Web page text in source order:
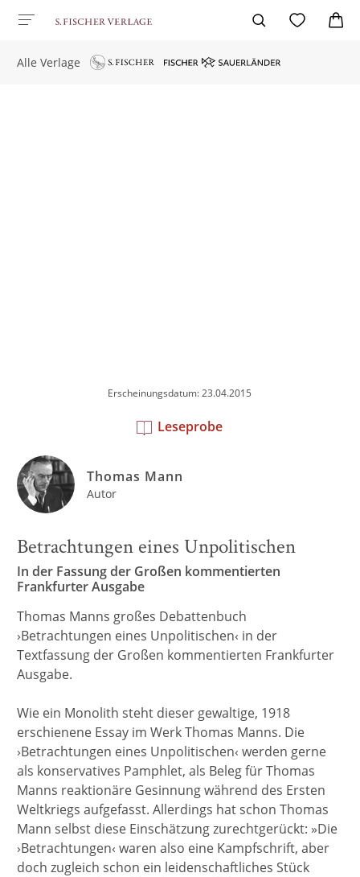
Alle Verlage
Erscheinungsdatum: 23.04.2015
Leseprobe
Thomas Mann
Autor
Betrachtungen eines Unpolitischen
In der Fassung der Großen kommentierten
Frankfurter Ausgabe
Thomas Manns großes Debattenbuch
›Betrachtungen eines Unpolitischen‹ in der
Textfassung der Großen kommentierten Frankfurter
Ausgabe.
Wie ein Monolith steht dieser gewaltige, 1918
erschienene Essay im Werk Thomas Manns. Die
›Betrachtungen eines Unpolitischen‹ werden gerne
als konservatives Pamphlet, als Beleg für Thomas
Manns reaktionäre Gesinnung während des Ersten
Weltkriegs aufgefasst. Allerdings hat schon Thomas
Mann selbst diese Einschätzung zurechtgerückt: »Die
›Betrachtungen‹ waren also eine Kampfschrift, aber
doch zugleich schon ein leidenschaftliches Stück